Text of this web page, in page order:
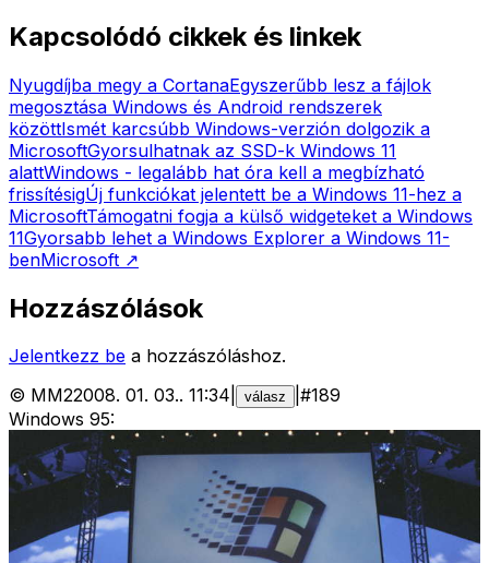
Kapcsolódó cikkek és linkek
Nyugdíjba megy a CortanaEgyszerűbb lesz a fájlok
megosztása Windows és Android rendszerek
közöttIsmét karcsúbb Windows-verzión dolgozik a
MicrosoftGyorsulhatnak az SSD-k Windows 11
alattWindows - legalább hat óra kell a megbízható
frissítésigÚj funkciókat jelentett be a Windows 11-hez a
MicrosoftTámogatni fogja a külső widgeteket a Windows
11Gyorsabb lehet a Windows Explorer a Windows 11-
benMicrosoft ↗
Hozzászólások
Jelentkezz be a hozzászóláshoz.
© MM22008. 01. 03.. 11:34 válasz #189
Windows 95: